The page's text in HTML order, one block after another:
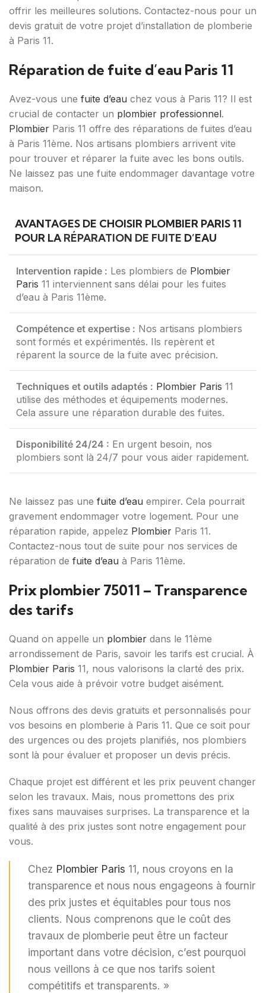
offrir les meilleures solutions. Contactez-nous pour un
devis gratuit de votre projet d’installation de plomberie
à Paris 11.
Réparation de fuite d’eau Paris 11
Avez-vous une fuite d’eau chez vous à Paris 11? Il est
crucial de contacter un plombier professionnel.
Plombier Paris 11 offre des réparations de fuites d’eau
à Paris 11ème. Nos artisans plombiers arrivent vite
pour trouver et réparer la fuite avec les bons outils.
Ne laissez pas une fuite endommager davantage votre
maison.
AVANTAGES DE CHOISIR PLOMBIER PARIS 11
POUR LA RÉPARATION DE FUITE D’EAU
Intervention rapide : Les plombiers de Plombier
Paris 11 interviennent sans délai pour les fuites
d’eau à Paris 11ème.
Compétence et expertise : Nos artisans plombiers
sont formés et expérimentés. Ils repèrent et
réparent la source de la fuite avec précision.
Techniques et outils adaptés : Plombier Paris 11
utilise des méthodes et équipements modernes.
Cela assure une réparation durable des fuites.
Disponibilité 24/24 : En urgent besoin, nos
plombiers sont là 24/7 pour vous aider rapidement.
Ne laissez pas une fuite d’eau empirer. Cela pourrait
gravement endommager votre logement. Pour une
réparation rapide, appelez Plombier Paris 11.
Contactez-nous tout de suite pour nos services de
réparation de fuite d’eau à Paris 11ème.
Prix plombier 75011 – Transparence
des tarifs
Quand on appelle un plombier dans le 11ème
arrondissement de Paris, savoir les tarifs est crucial. À
Plombier Paris 11, nous valorisons la clarté des prix.
Cela vous aide à prévoir votre budget aisément.
Nous offrons des devis gratuits et personnalisés pour
vos besoins en plomberie à Paris 11. Que ce soit pour
des urgences ou des projets planifiés, nos plombiers
sont là pour évaluer et proposer un devis précis.
Chaque projet est différent et les prix peuvent changer
selon les travaux. Mais, nous promettons des prix
fixes sans mauvaises surprises. La transparence et la
qualité à des prix justes sont notre engagement pour
vous.
Chez Plombier Paris 11, nous croyons en la
transparence et nous nous engageons à fournir
des prix justes et équitables pour tous nos
clients. Nous comprenons que le coût des
travaux de plomberie peut être un facteur
important dans votre décision, c’est pourquoi
nous veillons à ce que nos tarifs soient
compétitifs et transparents. »